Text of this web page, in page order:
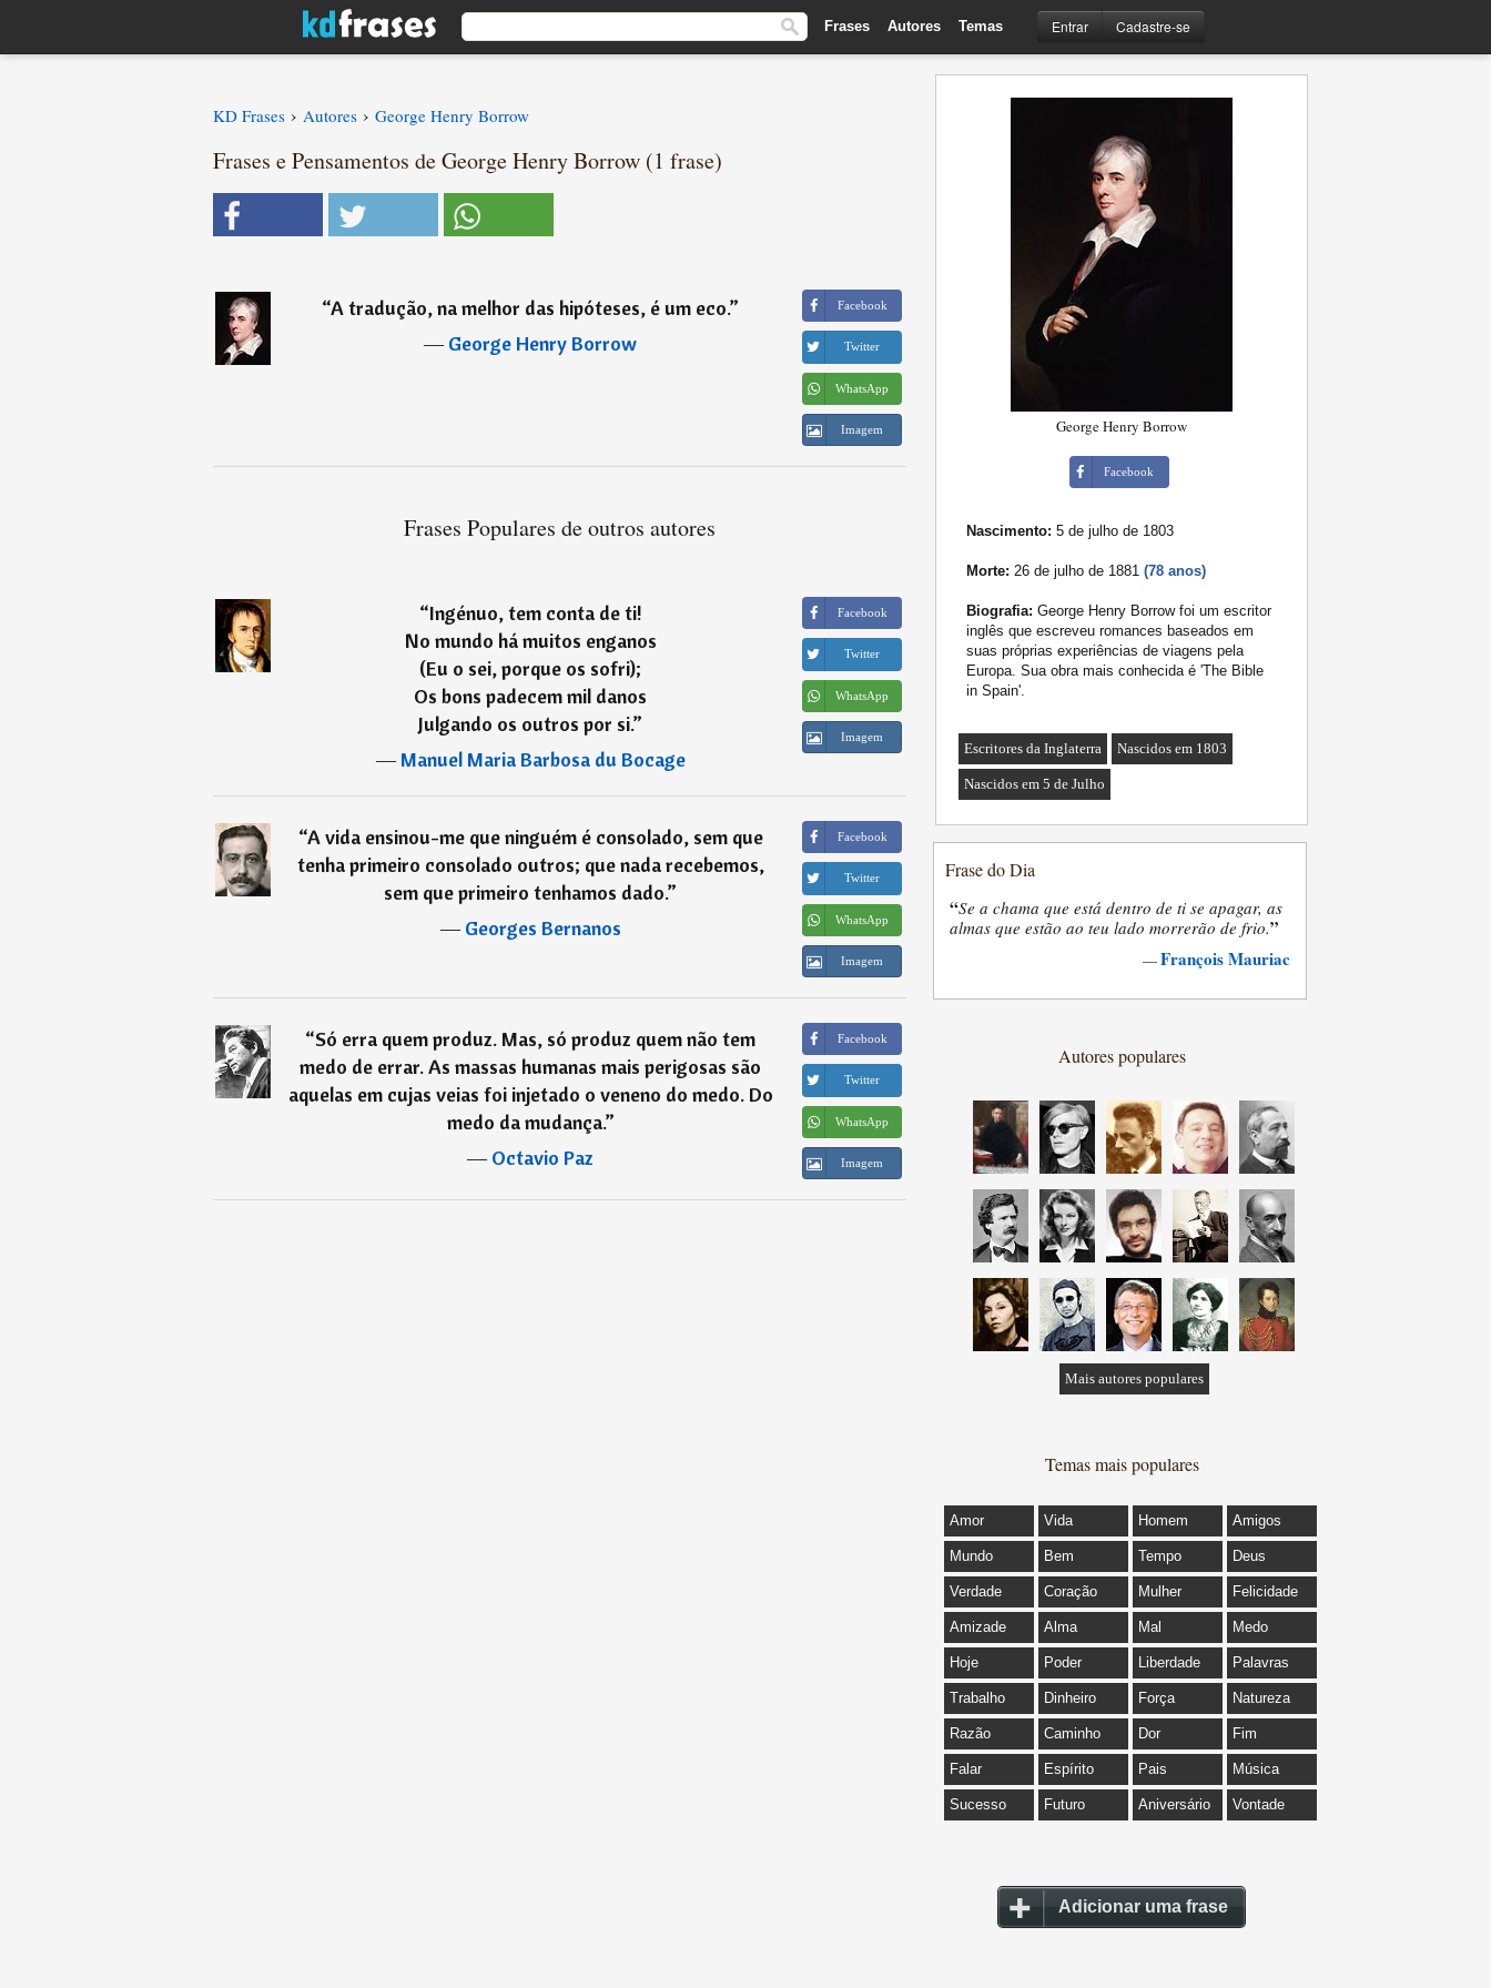
Frases Autores Temas Entrar Cadastre-se
KD Frases › Autores › George Henry Borrow
Frases e Pensamentos de George Henry Borrow (1 frase)
“A tradução, na melhor das hipóteses, é um eco.”
―George Henry Borrow
Facebook
Twitter
WhatsApp
Imagem
Frases Populares de outros autores
“Ingénuo, tem conta de ti!
No mundo há muitos enganos
(Eu o sei, porque os sofri);
Os bons padecem mil danos
Julgando os outros por si.”
―Manuel Maria Barbosa du Bocage
Facebook
Twitter
WhatsApp
Imagem
“A vida ensinou-me que ninguém é consolado, sem que
tenha primeiro consolado outros; que nada recebemos,
sem que primeiro tenhamos dado.”
―Georges Bernanos
Facebook
Twitter
WhatsApp
Imagem
“Só erra quem produz. Mas, só produz quem não tem
medo de errar. As massas humanas mais perigosas são
aquelas em cujas veias foi injetado o veneno do medo. Do
medo da mudança.”
―Octavio Paz
Facebook
Twitter
WhatsApp
Imagem
George Henry Borrow
Facebook
Nascimento: 5 de julho de 1803
Morte: 26 de julho de 1881 (78 anos)
Biografia: George Henry Borrow foi um escritor
inglês que escreveu romances baseados em
suas próprias experiências de viagens pela
Europa. Sua obra mais conhecida é 'The Bible
in Spain'.
Escritores da Inglaterra Nascidos em 1803
Nascidos em 5 de Julho
Frase do Dia
“Se a chama que está dentro de ti se apagar, as
almas que estão ao teu lado morrerão de frio.”
—François Mauriac
Autores populares
Mais autores populares
Temas mais populares
Amor Vida Homem Amigos
Mundo Bem Tempo Deus
Verdade Coração Mulher Felicidade
Amizade Alma Mal Medo
Hoje Poder Liberdade Palavras
Trabalho Dinheiro Força Natureza
Razão Caminho Dor Fim
Falar Espírito Pais Música
Sucesso Futuro Aniversário Vontade
Adicionar uma frase